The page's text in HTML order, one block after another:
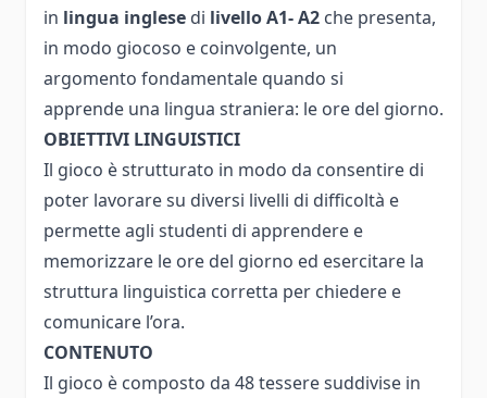
in lingua inglese di livello A1- A2 che presenta,
in modo giocoso e coinvolgente, un
argomento fondamentale quando si
apprende una lingua straniera: le ore del giorno.
OBIETTIVI LINGUISTICI
Il gioco è strutturato in modo da consentire di
poter lavorare su diversi livelli di difficoltà e
permette agli studenti di apprendere e
memorizzare le ore del giorno ed esercitare la
struttura linguistica corretta per chiedere e
comunicare l’ora.
CONTENUTO
Il gioco è composto da 48 tessere suddivise in